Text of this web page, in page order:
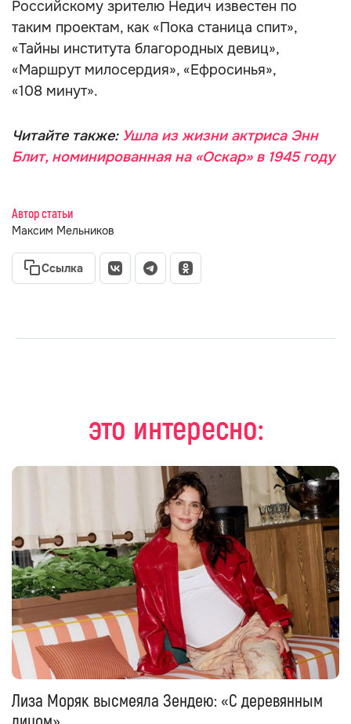
Российскому зрителю Недич известен по
таким проектам, как «Пока станица спит»,
«Тайны института благородных девиц»,
«Маршрут милосердия», «Ефросинья»,
«108 минут».
Читайте также: Ушла из жизни актриса Энн
Блит, номинированная на «Оскар» в 1945 году
Автор статьи
Максим Мельников
Ссылка
это интересно:
Лиза Моряк высмеяла Зендею: «С деревянным